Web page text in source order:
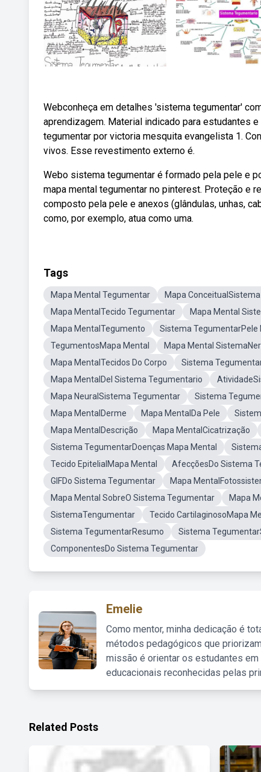
Webconheça em detalhes 'sistema tegumentar'
aprendizagem. Material indicado para estudantes
tegumentar por victoria mesquita evangelista 1.
vivos. Esse revestimento externo é.
Webo sistema tegumentar é formado pela pele e
mapa mental tegumentar no pinterest. Proteção e
composto pela pele e anexos (glândulas, unhas,
como, por exemplo, atua como uma.
Tags
Mapa Mental Tegumentar Mapa
Mapa MentalTecido Tegumentar
Mapa Mental
Mapa MentalTegumento
Sistema TegumentarPele
TegumentosMapa Mental
Mapa Mental
Mapa MentalTecidos Do Corpo
Sistema
Mapa MentalDel Sistema Tegumentario
Mapa NeuralSistema Tegumentar
Sistema
Mapa MentalDerme
Mapa MentalDa Pele
Mapa MentalDescrição
Mapa MentalCicatrização
Sistema TegumentarDoenças Mapa Mental
Tecido EpitelialMapa Mental
AfecçõesDo Sistema
GIFDo Sistema Tegumentar
Mapa
Mapa Mental SobreO Sistema Tegumentar
Mapa
SistemaTengumentar
Tecido CartilaginosoMapa
Sistema TegumentarResumo
Sistema
ComponentesDo Sistema Tegumentar
Emelie
Como mentor, minha dedicação é
métodos pedagógicos que
missão é orientar os estudantes em
educacionais reconhecidas pelas
Related Posts